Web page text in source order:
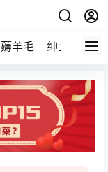
薅羊毛 绅士 视频